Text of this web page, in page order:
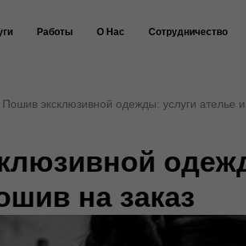
Работы О Нас Сотрудничество
Пошив эксклюзивной одежды: услуги ателье
на заказ